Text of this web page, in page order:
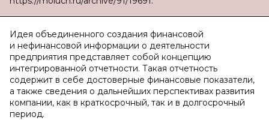
Идея объединенного создания финансовой
и нефинансовой информации о деятельности
предприятия представляет собой концепцию
интегрированной отчетности. Такая отчетность
содержит в себе достоверные финансовые показатели,
а также сведения о дальнейших перспективах развития
компании, как в краткосрочный, так и в долгосрочный
период.